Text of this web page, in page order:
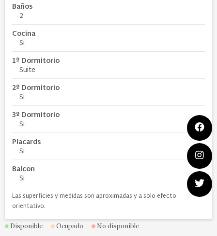
Baños
2
Cocina
Si
1º Dormitorio
Suite
2º Dormitorio
Si
3º Dormitorio
Si
Placards
Si
Balcon
Si
Las superficies y medidas son aproximadas y a solo efecto
orientativo.
Disponible Ocupado No disponible